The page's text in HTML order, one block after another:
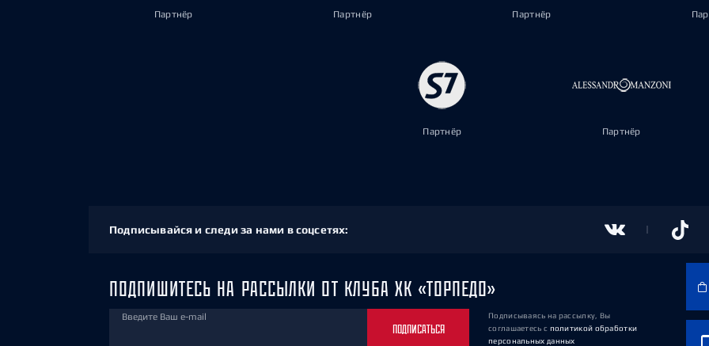
Партнёр Партнёр Партнёр
Партнёр Партнёр
Подписывайся и следи за нами в соцсетях:
ПОДПИШИТЕСЬ НА РАССЫЛКИ ОТ КЛУБА ХК «ТОРПЕДО»
Введите Ваш e-mail
ПОДПИСАТЬСЯ
Подписываясь на рассылку, Вы
соглашаетесь с политикой обработки
персональных данных